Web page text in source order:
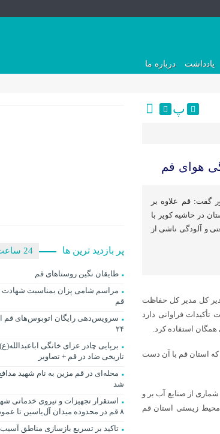
یادداشت درباره ما
پ
گفت: قم علاوه بر
در حاشیه کویر با
و آلودگی ناشی از
کل مدیر کل حفاظت
فراوانی دارد
همگان استفاده کرد.
استان قم با آن دست
از صنایع آب بر و
زیستی استان قم
پر بازدید ترین ها 24 ساعت
طایقان نگین روستاهای قم
مراسم شامی پزان بمناسبت شهادت
قم
۲۴
برپایی چادر عزای خانگی
تاریخی ضاد در قم + تصاویر
محله‌ای در قم مزین به نام شهید
شد
استقرار تجهیزات و نیروی خدماتی
۸ قم در محدوده میدان آل‌یاسین تا عمود ۱۱۴
تاکید بر تسریع بازسازی مناطق